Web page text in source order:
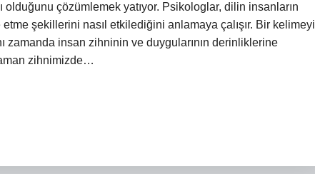
çözümlemek yatıyor. Psikologlar, dilin insanların
şekillerini nasıl etkilediğini anlamaya çalışır. Bir kelimeyi
insan zihninin ve duygularının derinliklerine
zihnimizde…